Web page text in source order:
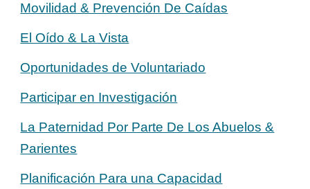
Movilidad & Prevención De Caídas
El Oído & La Vista
Oportunidades de Voluntariado
Participar en Investigación
La Paternidad Por Parte De Los Abuelos &
Parientes
Planificación Para una Capacidad